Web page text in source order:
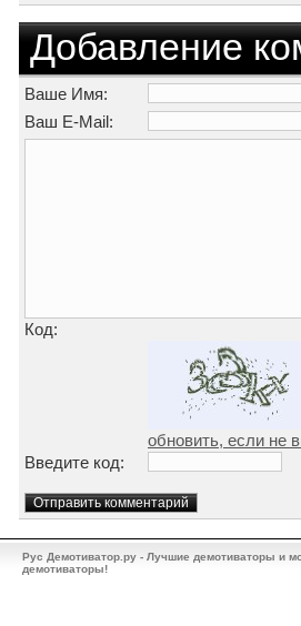
Добавление
Ваше Имя:
Ваш E-Mail:
Код:
обновить, если не
Введите код:
Рус Демотиватор.ру - Лучшие демотиваторы и
демотиваторы!